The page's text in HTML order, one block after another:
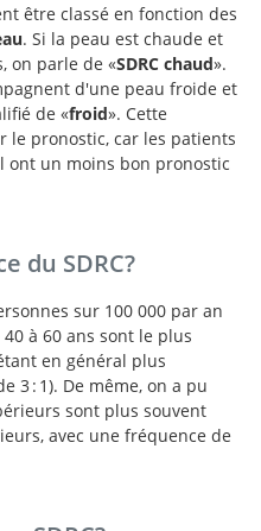
être classé en fonction des
. Si la peau est chaude et
on parle de «SDRC chaud».
d'une peau froide et
de «froid». Cette
pronostic, car les patients
ont un moins bon pronostic
initially diagnosed
differences in central
years after diagnosis: a
du SDRC?
sur 100 000 par an
type I: incidence and
a population-based
The incidence of
a population-based
à 60 ans sont le plus
en général plus
3 : 1). De même, on a pu
sont plus souvent
avec une fréquence de